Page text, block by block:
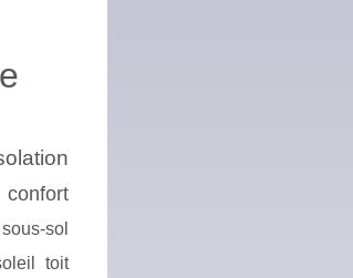
confort
sous-sol
toit